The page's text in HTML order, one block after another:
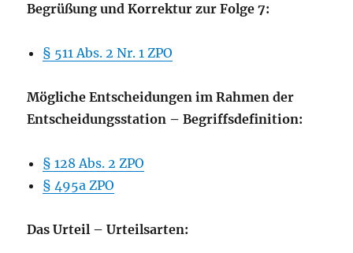
Begrüßung und Korrektur zur Folge 7:
§ 511 Abs. 2 Nr. 1 ZPO
Mögliche Entscheidungen im Rahmen der
Entscheidungsstation – Begriffsdefinition:
§ 128 Abs. 2 ZPO
§ 495a ZPO
Das Urteil – Urteilsarten: